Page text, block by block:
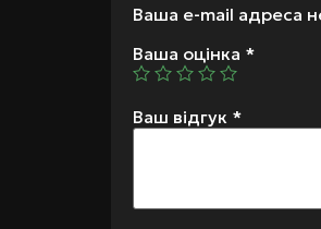
Ваша e-mail адреса
Ваша оцінка *
Ваш відгук *